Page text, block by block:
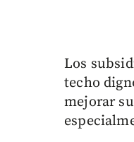
Los
techo
mejorar